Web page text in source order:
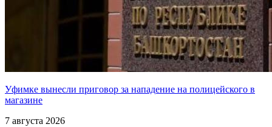
Уфимке вынесли приговор за нападение на полицейского в
магазине
7 августа 2026